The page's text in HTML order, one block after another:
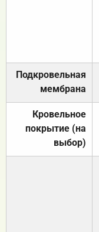
Подкровельная
мембрана
Кровельное
покрытие (на
выбор)